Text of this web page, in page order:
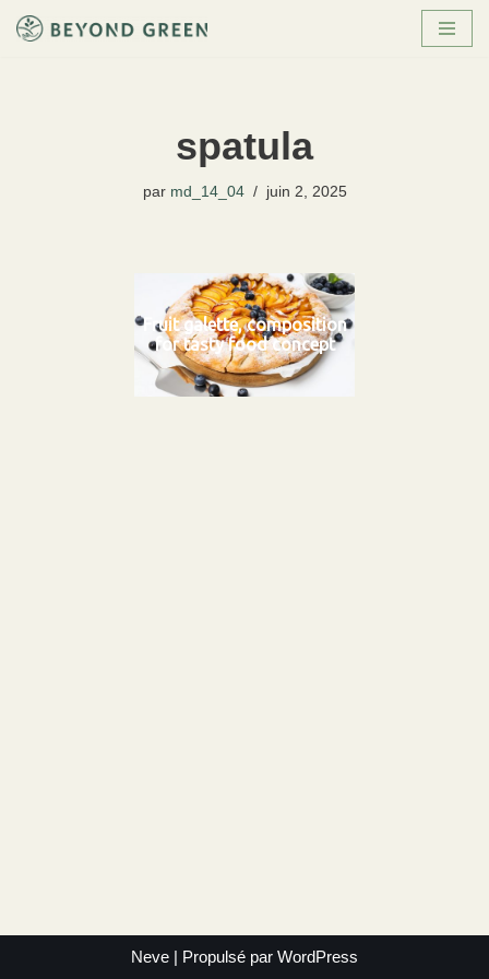
spatula
par md_14_04 juin 2, 2025
Fruit galette, composition
for tasty food concept
Neve | Propulsé par WordPress